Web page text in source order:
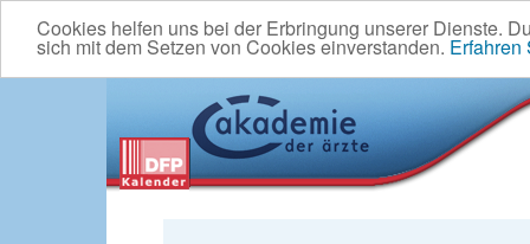
Cookies helfen uns bei der Erbringung unserer Dienste.
sich mit dem Setzen von Cookies einverstanden. Erfahren